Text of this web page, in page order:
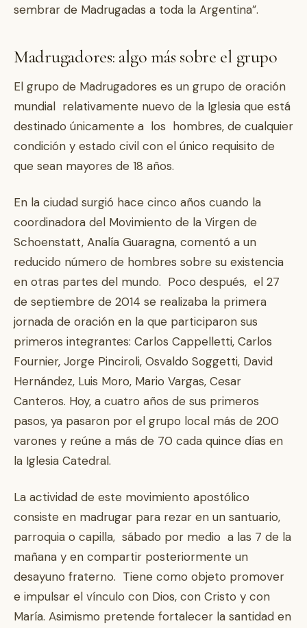
sembrar de Madrugadas a toda la Argentina”.
Madrugadores: algo más sobre el grupo
El grupo de Madrugadores es un grupo de oración
mundial relativamente nuevo de la Iglesia que está
destinado únicamente a los hombres, de cualquier
condición y estado civil con el único requisito de
que sean mayores de 18 años.
En la ciudad surgió hace cinco años cuando la
coordinadora del Movimiento de la Virgen de
Schoenstatt, Analía Guaragna, comentó a un
reducido número de hombres sobre su existencia
en otras partes del mundo. Poco después, el 27
de septiembre de 2014 se realizaba la primera
jornada de oración en la que participaron sus
primeros integrantes: Carlos Cappelletti, Carlos
Fournier, Jorge Pinciroli, Osvaldo Soggetti, David
Hernández, Luis Moro, Mario Vargas, Cesar
Canteros. Hoy, a cuatro años de sus primeros
pasos, ya pasaron por el grupo local más de 200
varones y reúne a más de 70 cada quince días en
la Iglesia Catedral.
La actividad de este movimiento apostólico
consiste en madrugar para rezar en un santuario,
parroquia o capilla, sábado por medio a las 7 de la
mañana y en compartir posteriormente un
desayuno fraterno. Tiene como objeto promover
e impulsar el vínculo con Dios, con Cristo y con
María. Asimismo pretende fortalecer la santidad en